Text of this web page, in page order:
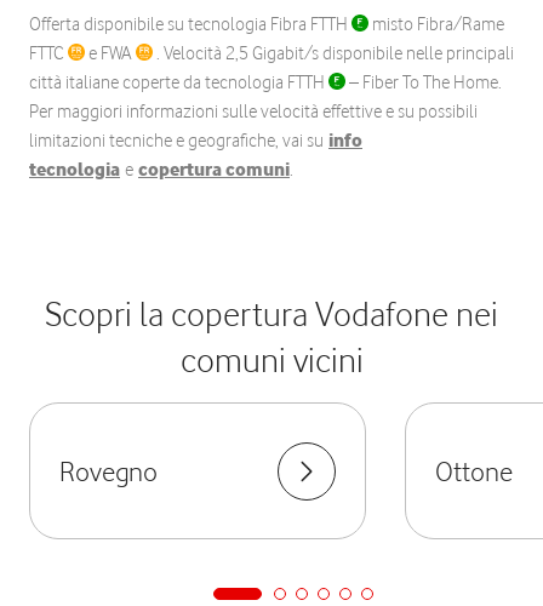
Offerta disponibile su tecnologia Fibra FTTH
misto Fibra/Rame
FTTC
e FWA
. Velocità 2,5 Gigabit/s disponibile nelle principali
città italiane coperte da tecnologia FTTH
– Fiber To The Home.
Per maggiori informazioni sulle velocità effettive e su possibili
limitazioni tecniche e geografiche, vai su info
tecnologia e copertura comuni.
Scopri la copertura Vodafone nei
comuni vicini
Rovegno Ottone